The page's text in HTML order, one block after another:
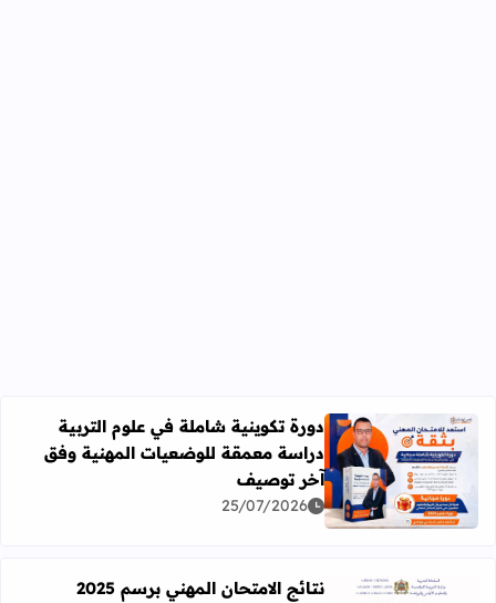
اقرأ المزيد عن دورة تكوينية شاملة في علوم التربية
دورة تكوينية شاملة في علوم التربية
دراسة معمقة للوضعيات المهنية وفق
آخر توصيف
25/07/2026
نتائج الامتحان المهني برسم 2025